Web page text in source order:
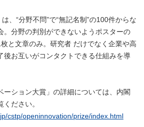
、“分野不問”で“無記名制”の100件からな
。分野の判別ができないようポスターの
と文章のみ。研究者 だけでなく企業や高
後お互いがコンタクトできる仕組みを導
ション大賞」の詳細については、内閣
ださい。
cstp/openinnovation/prize/index.html